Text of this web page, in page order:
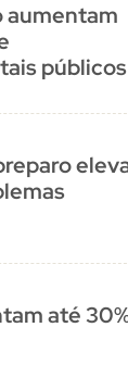
aumentam
públicos
até